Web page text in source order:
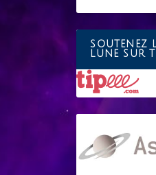
SOUTENEZ
LUNE SUR